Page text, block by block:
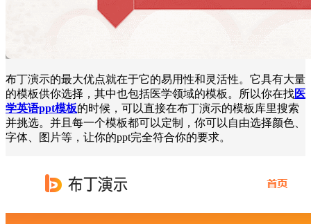
布丁演示的最大优点就在于它的易用性和灵活性。它具有大量
的模板供你选择，其中也包括医学领域的模板。所以你在找医
学英语ppt模板的时候，可以直接在布丁演示的模板库里搜索
并挑选。并且每一个模板都可以定制，你可以自由选择颜色、
字体、图片等，让你的ppt完全符合你的要求。